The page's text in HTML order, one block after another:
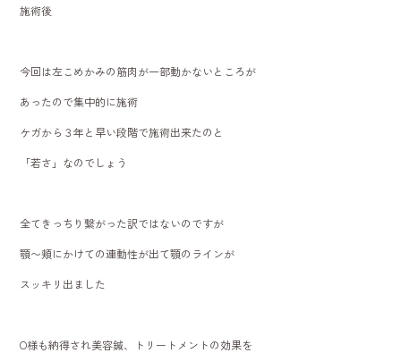
施術後
今回は左こめかみの筋肉が一部動かないところが
あったので集中的に施術
ケガから３年と早い段階で施術出来たのと
「若さ」なのでしょう
全てきっちり繋がった訳ではないのですが
顎〜頬にかけての連動性が出て顎のラインが
スッキリ出ました
O様も納得され美容鍼、トリートメントの効果を